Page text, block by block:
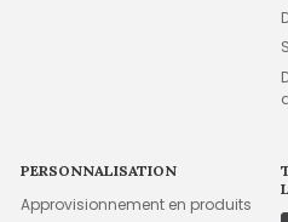
PERSONNALISATION
Approvisionnement en produits